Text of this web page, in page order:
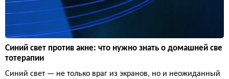
Синий свет против акне: что нужно знать о домашней све
тотерапии
Синий свет — не только враг из экранов, но и неожиданный